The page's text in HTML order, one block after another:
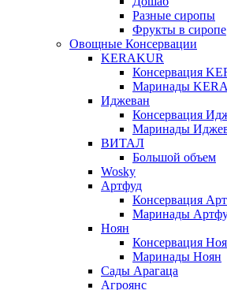
Разные сиропы
Фрукты в сиропе
Овощные Консервации
KERAKUR
Консервация
Маринады
Иджеван
Консервация
Маринады
ВИТАЛ
Большой объем
Wosky
Артфуд
Консервация
Маринады
Ноян
Консервация
Маринады Ноян
Сады Арагаца
Агроянс